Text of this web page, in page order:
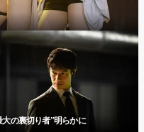
大の裏切り者”明らかに